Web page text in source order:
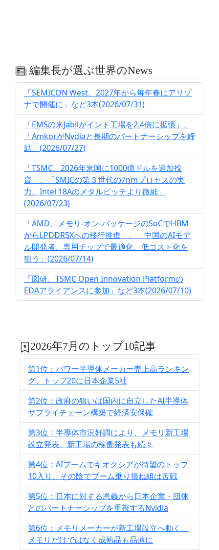
編集長が選ぶ世界のNews
「SEMICON West、2027年から毎年春にアリゾ
ナで開催に」など3本(2026/07/31)
「EMSの米Jabilがインド工場を2.4倍に拡張」、
「AmkorがNvdiaと長期のパートナーシップを締
結」(2026/07/27)
「TSMC、2026年米国に1000億ドルを追加投
資」、「SMICの第３世代の7nmプロセスの実
力、Intel 18Aのメタルピッチより微細」
(2026/07/23)
「AMD、メモリ-オン-パッケージのSoCでHBM
からLPDDR5Xへの移行推進」、「中国のAIモデ
ル開発者、専用チップで最適化、低コスト化を
狙う」(2026/07/14)
「図研、TSMC Open Innovation Platformの
EDAアライアンスに参加」など3本(2026/07/10)
2026年7月のトップ10記事
第1位：パワー半導体メーカー売上高ランキン
グ、トップ20に日本企業5社
第2位：政府の狙いは国内に自立したAI半導体
サプライチェーン構築で経済安保確
第3位：半導体市況好調により、メモリ新工場
設立発表、新工場の稼働発表も続々
第4位：AIブームでキオクシアが待望のトップ
10入り、その陰でブーム乗り損ね組は苦戦
第5位：日本に対する恩義から日本企業・団体
とのパートナーシップを重視するNvidia
第6位：メモリメーカーが新工場設立へ動く、
メモリだけではなく成熟品も品薄に